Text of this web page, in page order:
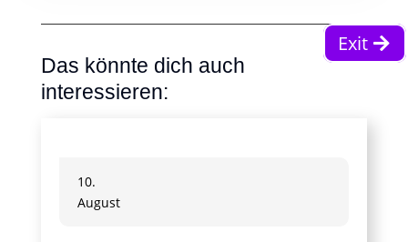
Das könnte dich auch
interessieren:
10.
August
Exit